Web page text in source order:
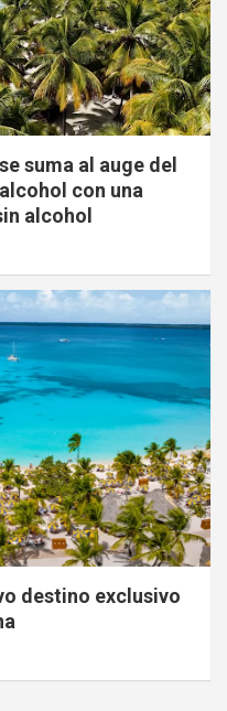
suma al auge del
con una
alcohol
destino exclusivo